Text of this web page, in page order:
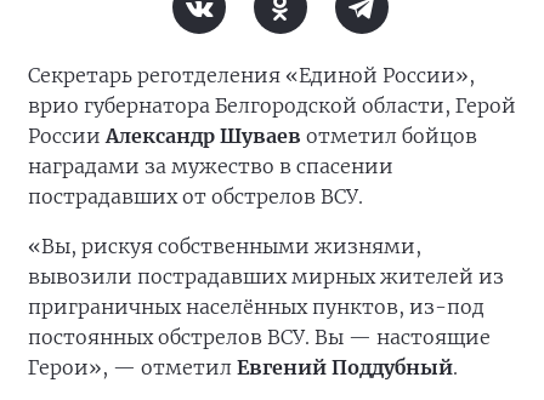
Секретарь реготделения «Единой России»,
врио губернатора Белгородской области, Герой
РоссииАлександр Шуваев отметил бойцов
наградами за мужество в спасении
пострадавших от обстрелов ВСУ.
«Вы, рискуя собственными жизнями,
вывозили пострадавших мирных жителей из
приграничных населённых пунктов, из-под
постоянных обстрелов ВСУ. Вы — настоящие
Герои», — отметил Евгений Поддубный.